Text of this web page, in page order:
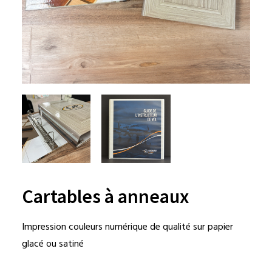
Cartables à anneaux
Impression couleurs numérique de qualité sur papier
glacé ou satiné